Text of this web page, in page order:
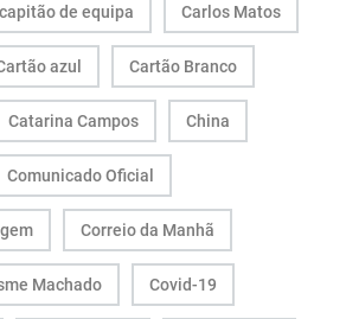
capitão de equipa Carlos Matos
azul Cartão Branco
Catarina Campos China
Comunicado Oficial
Correio da Manhã
Machado Covid-19